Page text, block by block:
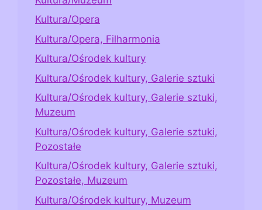
Kultura/Opera
Kultura/Opera, Filharmonia
Kultura/Ośrodek kultury
Kultura/Ośrodek kultury, Galerie sztuki
Kultura/Ośrodek kultury, Galerie sztuki,
Muzeum
Kultura/Ośrodek kultury, Galerie sztuki,
Pozostałe
Kultura/Ośrodek kultury, Galerie sztuki,
Pozostałe, Muzeum
Kultura/Ośrodek kultury, Muzeum